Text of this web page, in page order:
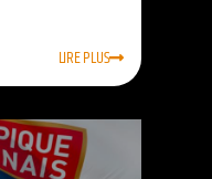
LIRE PLUS